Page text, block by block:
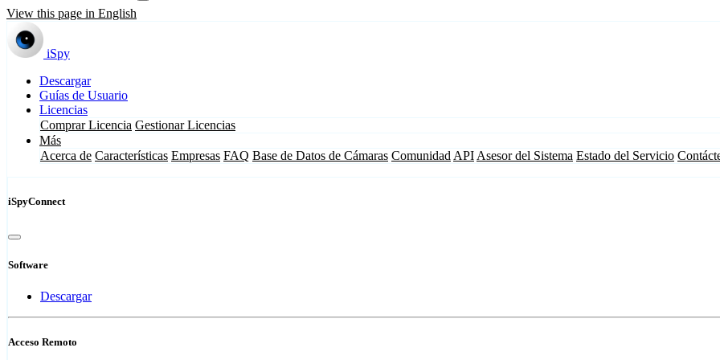
View this page in English
iSpy
Descargar
Guías de Usuario
Licencias
Comprar Licencia Gestionar Licencias
Más
Acerca de Características Empresas FAQ Base de Datos de Cámaras Comunidad API Asesor del Sistema Estado del Servicio
iSpyConnect
Software
Descargar
Acceso Remoto